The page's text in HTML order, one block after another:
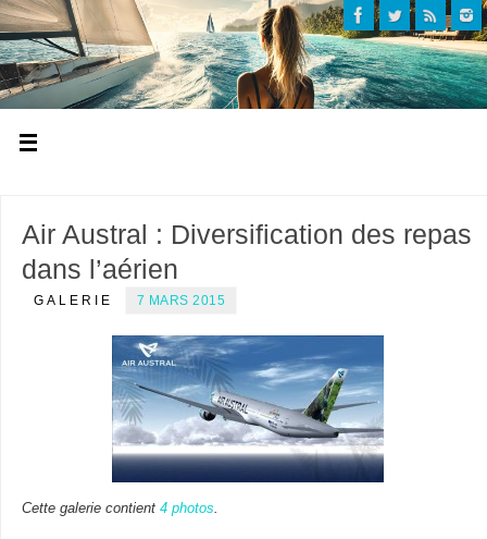
Air Austral : Diversification des repas
dans l’aérien
GALERIE 7 MARS 2015
Cette galerie contient 4 photos.